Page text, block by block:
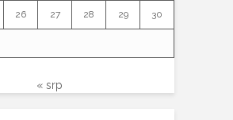
26 27 28 29 30
« srp